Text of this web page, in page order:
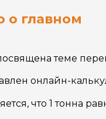
о главном
теме
онлайн-
что 1 тонна